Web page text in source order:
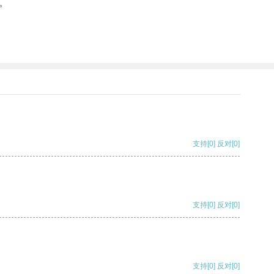
支持[0] 反对[0]
支持[0] 反对[0]
支持[0] 反对[0]